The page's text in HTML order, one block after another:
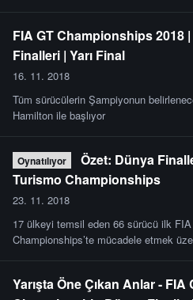
FIA GT Championships 2018
Finalleri | Yarı Final
16. 11. 2018
Tüm sürücülerin Şampiyonun
Hamilton ile başlıyor
Oynatılıyor
Özet: Dünya
Turismo Championships
23. 11. 2018
17 ülkeyi temsil eden 66 sürücü ilk
Championships’te mücadele etmek
Yarışta Öne Çıkan Anlar -